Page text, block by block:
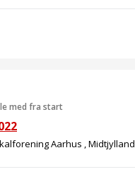
med fra start
Aarhus , Midtjylland